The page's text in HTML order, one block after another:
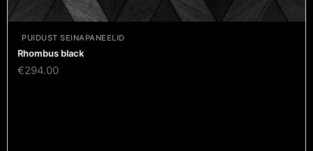
PUIDUST SEINAPANEELID
Rhombus black
€294.00